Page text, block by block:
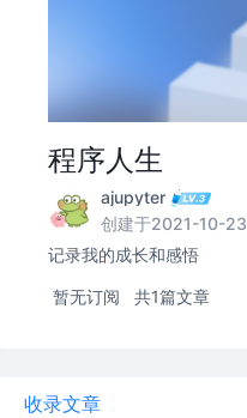
程序人生
ajupyter
创建于2021-10-23
记录我的成长和感悟
暂无订阅 共1篇文章
收录文章